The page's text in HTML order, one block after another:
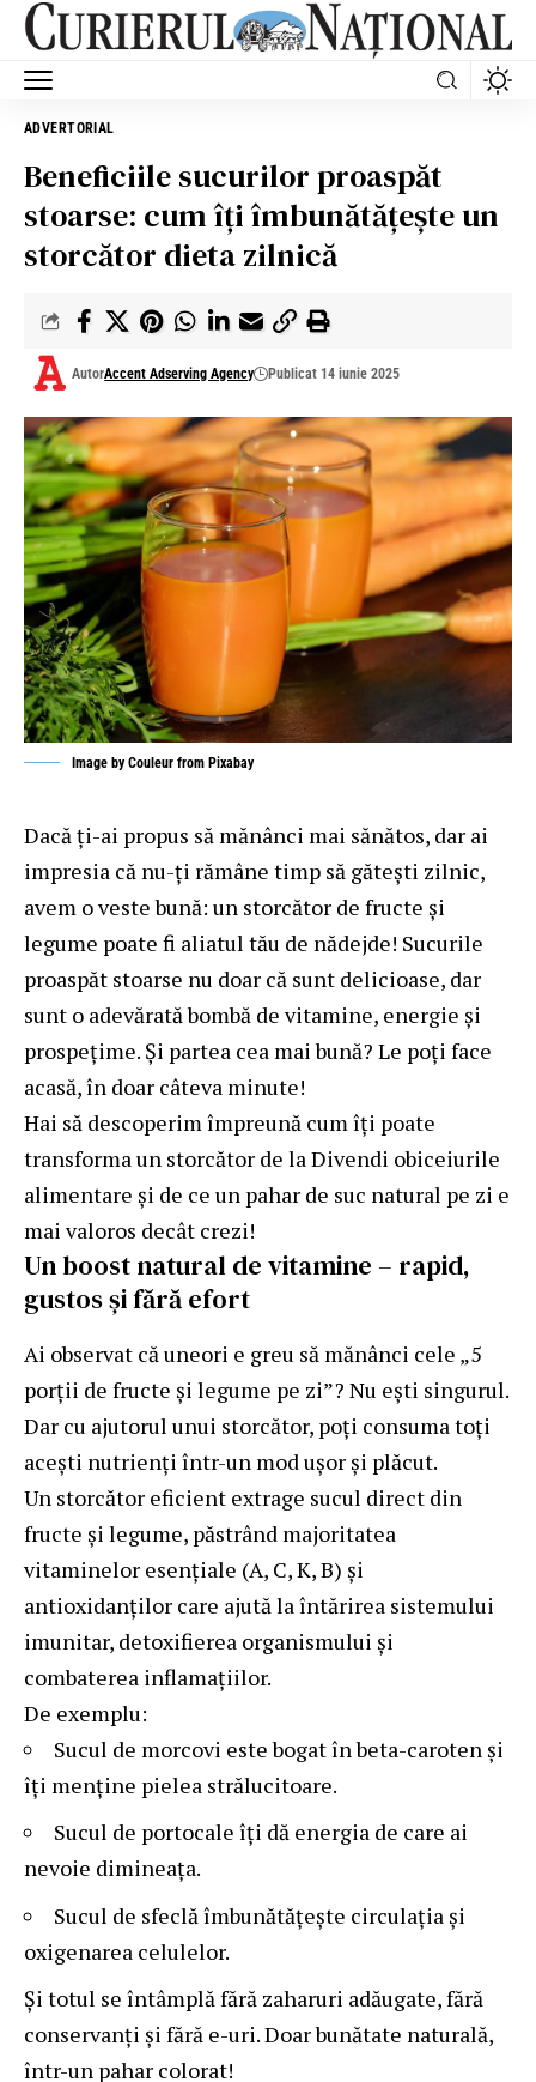
ADVERTORIAL
Beneficiile sucurilor proaspăt
stoarse: cum îți îmbunătățește un
storcător dieta zilnică
AutorAccent Adserving Agency Publicat 14 iunie 2025
Image byCouleur from Pixabay
Dacă ți-ai propus să mănânci mai sănătos, dar ai
impresia că nu-ți rămâne timp să gătești zilnic,
avem o veste bună: un storcător de fructe și
legume poate fi aliatul tău de nădejde! Sucurile
proaspăt stoarse nu doar că sunt delicioase, dar
sunt o adevărată bombă de vitamine, energie și
prospețime. Și partea cea mai bună? Le poți face
acasă, în doar câteva minute!
Hai să descoperim împreună cum îți poate
transforma un storcător de la Divendi obiceiurile
alimentare și de ce un pahar de suc natural pe zi e
mai valoros decât crezi!
Un boost natural de vitamine – rapid,
gustos și fără efort
Ai observat că uneori e greu să mănânci cele „5
porții de fructe și legume pe zi”? Nu ești singurul.
Dar cu ajutorul unui storcător, poți consuma toți
acești nutrienți într-un mod ușor și plăcut.
Un storcător eficient extrage sucul direct din
fructe și legume, păstrând majoritatea
vitaminelor esențiale (A, C, K, B) și
antioxidanților care ajută la întărirea sistemului
imunitar, detoxifierea organismului și
combaterea inflamațiilor.
De exemplu:
Sucul de morcovi este bogat în beta-caroten și
îți menține pielea strălucitoare.
Sucul de portocale îți dă energia de care ai
nevoie dimineața.
Sucul de sfeclă îmbunătățește circulația și
oxigenarea celulelor.
Și totul se întâmplă fără zaharuri adăugate, fără
conservanți și fără e-uri. Doar bunătate naturală,
într-un pahar colorat!